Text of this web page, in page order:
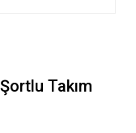
Takım